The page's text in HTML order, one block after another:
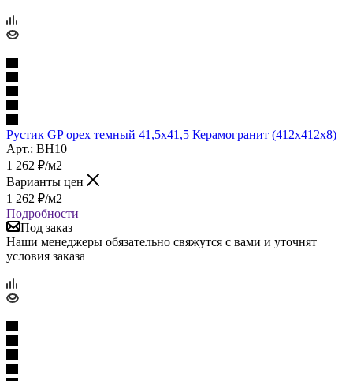
Рустик GP орех темный 41,5х41,5 Керамогранит (412x412x8)
Арт.: BH10
1 262 ₽/м2
Варианты цен
1 262 ₽/м2
Подробности
Под заказ
Наши менеджеры обязательно свяжутся с вами и уточнят
условия заказа